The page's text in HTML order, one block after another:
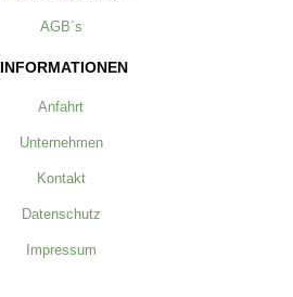
AGB´s
INFORMATIONEN
Anfahrt
Unternehmen
Kontakt
Datenschutz
Impressum